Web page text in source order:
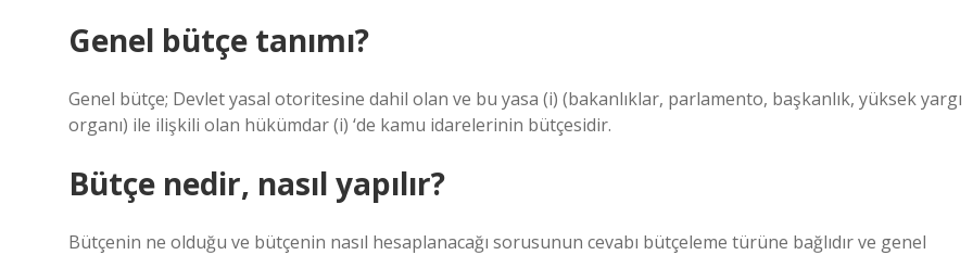
Genel bütçe tanımı?
Genel bütçe; Devlet yasal otoritesine dahil olan ve bu yasa (i) (bakanlıklar, parlamento, başkanlık, yüksek yargı
organı) ile ilişkili olan hükümdar (i) ‘de kamu idarelerinin bütçesidir.
Bütçe nedir, nasıl yapılır?
Bütçenin ne olduğu ve bütçenin nasıl hesaplanacağı sorusunun cevabı bütçeleme türüne bağlıdır ve genel